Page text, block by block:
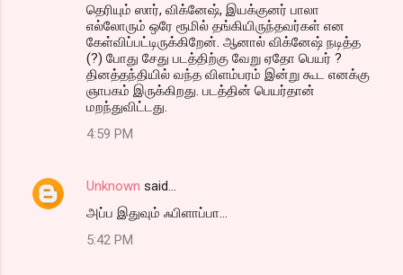
தெரியும் ஸார், விக்னேஷ், இயக்குனர் பாலா
எல்லோரும் ஒரே ரூமில் தங்கியிருந்தவர்கள் என
கேள்விப்பட்டிருக்கிறேன். ஆனால் விக்னேஷ் நடித்த
(?) போது சேது படத்திற்கு வேறு ஏதோ பெயர் ?
தினத்தந்தியில் வந்த விளம்பரம் இன்று கூட எனக்கு
ஞாபகம் இருக்கிறது. படத்தின் பெயர்தான்
மறந்துவிட்டது.
4:59 PM
Unknown said…
அப்ப இதுவும் ஃபிளாப்பா...
5:42 PM